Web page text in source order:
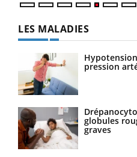
LES MALADIES
pression
globules
graves